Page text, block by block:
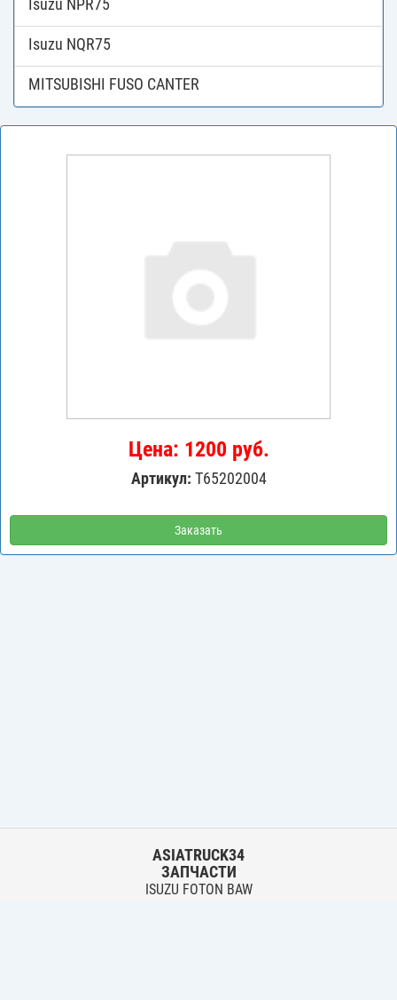
Isuzu NPR75
Isuzu NQR75
MITSUBISHI FUSO CANTER
Цена: 1200 руб.
Артикул: T65202004
Заказать
ASIATRUCK34
ЗАПЧАСТИ
ISUZU FOTON BAW